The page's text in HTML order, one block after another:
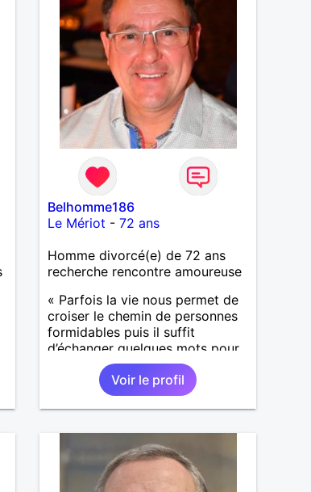
Belhomme186
Le Mériot -72 ans
Homme divorcé(e) de 72 ans
recherche rencontre amoureuse
« Parfois la vie nous permet de
croiser le chemin de personnes
formidables puis il suffit
d’échanger quelques mots pour
comprendre qu’elles deviennent
importantes et pour le reste de
notre vie. »
Voir le profil